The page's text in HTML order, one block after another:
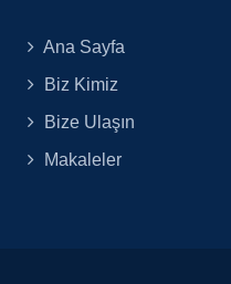
Ana Sayfa
Biz Kimiz
Bize Ulaşın
Makaleler